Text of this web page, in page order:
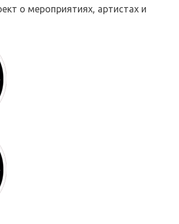
о мероприятиях, артистах и